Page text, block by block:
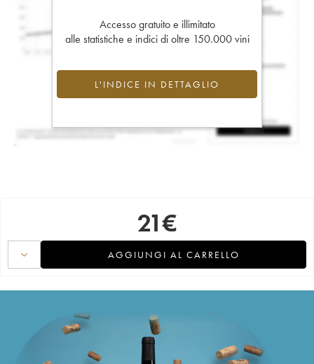
Accesso gratuito e illimitato
alle statistiche e indici di oltre 150.000 vini
L'INDICE IN DETTAGLIO
21€
AGGIUNGI AL CARRELLO